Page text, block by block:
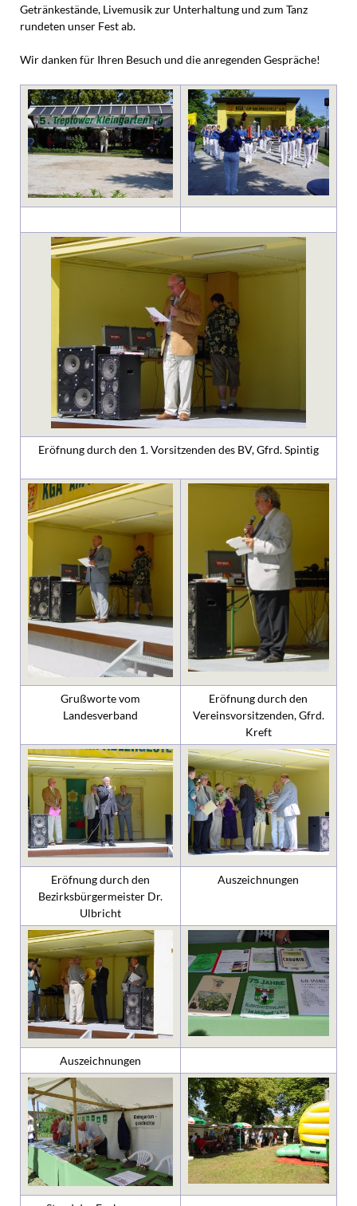
Getränkestände, Livemusik zur Unterhaltung und zum Tanz
rundeten unser Fest ab.
Wir danken für Ihren Besuch und die anregenden Gespräche!
Eröfnung durch den 1. Vorsitzenden des BV, Gfrd. Spintig
Grußworte vom
Landesverband
Eröfnung durch den
Vereinsvorsitzenden, Gfrd.
Kreft
Eröfnung durch den
Bezirksbürgermeister Dr.
Ulbricht
Auszeichnungen
Auszeichnungen